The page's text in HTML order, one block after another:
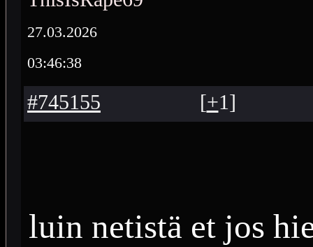
27.03.2026
03:46:38
#745155 [+1]
luin netistä et jos